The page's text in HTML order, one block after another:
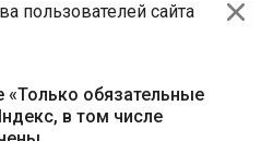
пользователей сайта
«Только обязательные
в том числе
БАЙ»
г. Минск, пр-т Независимости